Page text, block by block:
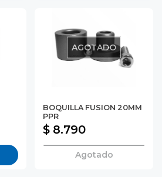
AGOTADO
BOQUILLA FUSION 20MM
PPR
$ 8.790
Agotado